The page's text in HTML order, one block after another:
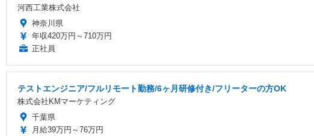
河西工業株式会社
神奈川県
年収420万円～710万円
正社員
テストエンジニア/フルリモート勤務/6ヶ月研修付き/フリーターの方OK
株式会社KMマーケティング
千葉県
月給39万円～76万円